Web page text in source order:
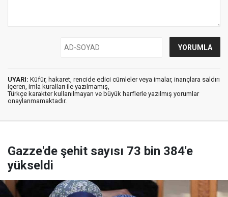
UYARI: Küfür, hakaret, rencide edici cümleler veya imalar, inançlara saldırı
içeren, imla kuralları ile yazılmamış,
Türkçe karakter kullanılmayan ve büyük harflerle yazılmış yorumlar
onaylanmamaktadır.
Gazze'de şehit sayısı 73 bin 384'e
yükseldi